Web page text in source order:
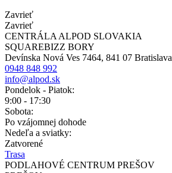
Zavrieť
Zavrieť
CENTRÁLA ALPOD SLOVAKIA
SQUAREBIZZ BORY
Devínska Nová Ves 7464, 841 07 Bratislava
0948 848 992
info@alpod.sk
Pondelok - Piatok:
9:00 - 17:30
Sobota:
Po vzájomnej dohode
Nedeľa a sviatky:
Zatvorené
Trasa
PODLAHOVÉ CENTRUM PREŠOV